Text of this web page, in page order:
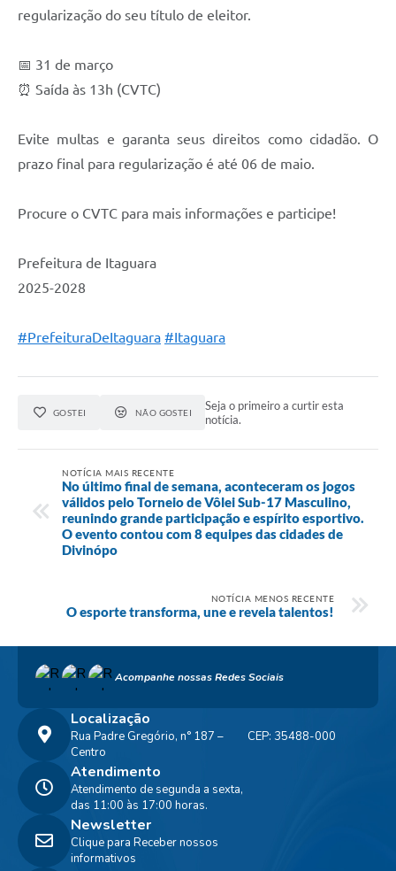
regularização do seu título de eleitor.
📅 31 de março
⏰ Saída às 13h (CVTC)
Evite multas e garanta seus direitos como cidadão. O
prazo final para regularização é até 06 de maio.
Procure o CVTC para mais informações e participe!
Prefeitura de Itaguara
2025-2028
#PrefeituraDeItaguara #Itaguara
GOSTEI NÃO GOSTEI
Seja o primeiro a curtir esta
notícia.
NOTÍCIA MAIS RECENTE
No último final de semana, aconteceram os jogos
válidos pelo Torneio de Vôlei Sub-17 Masculino,
reunindo grande participação e espírito esportivo.
O evento contou com 8 equipes das cidades de
Divinópo
NOTÍCIA MENOS RECENTE
O esporte transforma, une e revela talentos!
Acompanhe nossas Redes Sociais
Localização
Rua Padre Gregório, n° 187 –
Centro
CEP: 35488-000
Atendimento
Atendimento de segunda a sexta,
das 11:00 às 17:00 horas.
Newsletter
Clique para Receber nossos
informativos